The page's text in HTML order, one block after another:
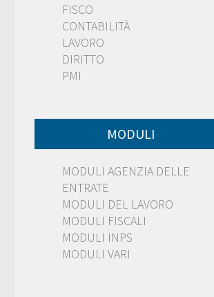
FISCO
CONTABILITÀ
LAVORO
DIRITTO
PMI
MODULI
MODULI AGENZIA DELLE
ENTRATE
MODULI DEL LAVORO
MODULI FISCALI
MODULI INPS
MODULI VARI